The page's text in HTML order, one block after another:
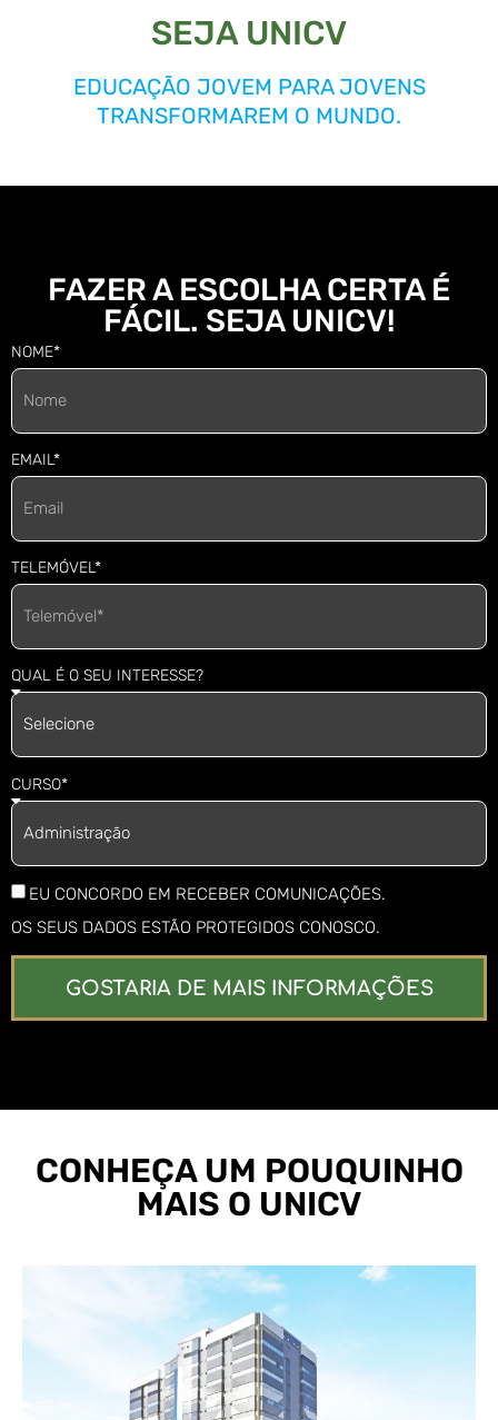
SEJA UNICV
EDUCAÇÃO JOVEM PARA JOVENS
TRANSFORMAREM O MUNDO.
FAZER A ESCOLHA CERTA É
FÁCIL. SEJA UNICV!
NOME*
EMAIL*
TELEMÓVEL*
QUAL É O SEU INTERESSE?
CURSO*
EU CONCORDO EM RECEBER COMUNICAÇÕES.
OS SEUS DADOS ESTÃO PROTEGIDOS CONOSCO.
GOSTARIA DE MAIS INFORMAÇÕES
CONHEÇA UM POUQUINHO
MAIS O UNICV